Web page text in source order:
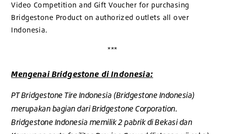
Video Competition and Gift Voucher for purchasing
Bridgestone Product on authorized outlets all over
Indonesia.
***
Mengenai Bridgestone di Indonesia:
PT Bridgestone Tire Indonesia (Bridgestone Indonesia)
merupakan bagian dari Bridgestone Corporation.
Bridgestone Indonesia memilik 2 pabrik di Bekasi dan